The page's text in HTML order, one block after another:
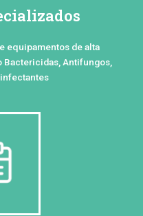
equipamentos de alta
Bactericidas, Antifungos,